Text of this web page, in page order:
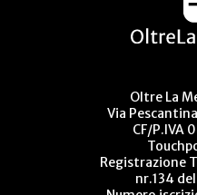
Oltre La
Via
CF/P.IVA
Registrazione
nr.134